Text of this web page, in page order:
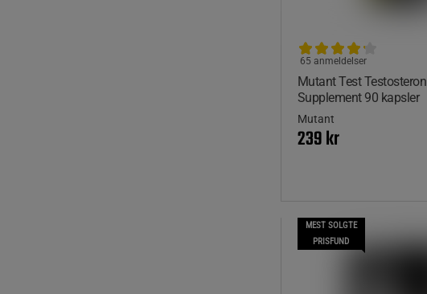
Mutant Test Testosteron
Supplement 90 kapsler
65 anmeldelser
Mutant
239 kr
MEST SOLGTE
PRISFUND